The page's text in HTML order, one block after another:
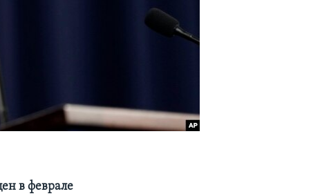
в феврале